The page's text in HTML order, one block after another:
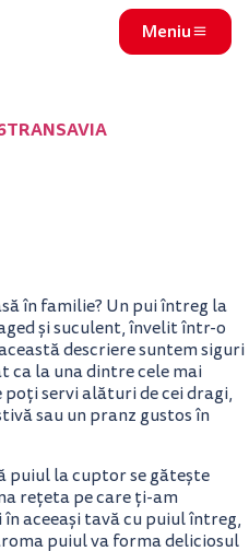
Meniu
TRANSAVIA
în familie? Un pui întreg la
și suculent, învelit într-o
descriere suntem siguri
ca la una dintre cele mai
servi alături de cei dragi,
sau un pranz gustos în
puiul la cuptor se gătește
rețeta pe care ți-am
aceeași tavă cu puiul întreg,
puiul va forma deliciosul